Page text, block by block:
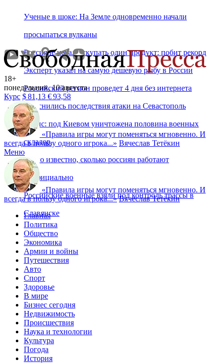
Ученые в шоке: На Земле одновременно начали
просыпаться вулканы
Россияне начали скупать один продукт: побит рекорд
Эксперт указал на самую дешевую рыбу в России
Российский регион проведет 4 дня без интернета
Выяснились последствия атаки на Севастополь
Дэвис: под Киевом уничтожена половина военных
складов
Стало известно, сколько россиян работают
неофициально
Российские военные взяли под контроль трассы в
Славянске
18+
понедельник, 10 августа
Курс $81,13 €93,58
«Правила игры могут поменяться мгновенно. И
всегда в пользу одного игрока...» Вячеслав Тетёкин
Меню
«Правила игры могут поменяться мгновенно. И
всегда в пользу одного игрока...» Вячеслав Тетёкин
Главная
Политика
Общество
Экономика
Армии и войны
Путешествия
Авто
Спорт
Здоровье
В мире
Бизнес сегодня
Недвижимость
Происшествия
Наука и технологии
Культура
Погода
История